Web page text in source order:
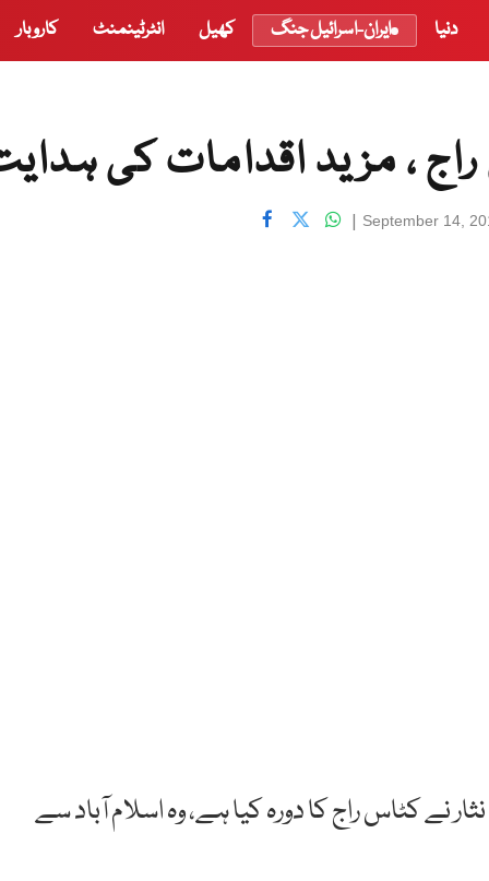
دنیا ایران-اسرائیل جنگ کھیل انٹرٹینمنٹ کاروبار
، مزید اقدامات کی
September 14,
|
کٹاس راج کا دورہ کیا ہے، وہ اسلام آباد سے